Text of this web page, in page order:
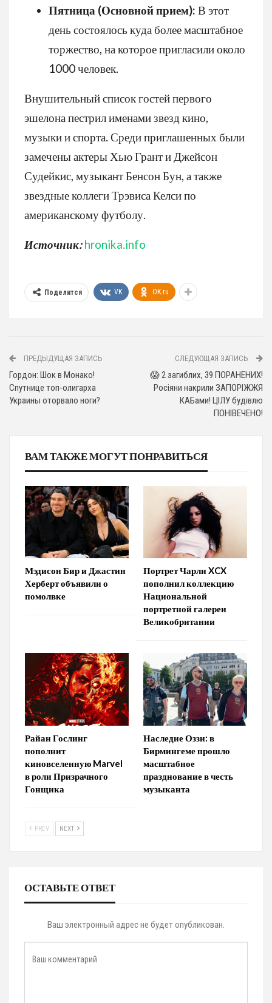
Пятница (Основной прием): В этот
день состоялось куда более масштабное
торжество, на которое пригласили около
1000 человек.
Внушительный список гостей первого
эшелона пестрил именами звезд кино,
музыки и спорта. Среди приглашенных были
замечены актеры Хью Грант и Джейсон
Судейкис, музыкант Бенсон Бун, а также
звездные коллеги Трэвиса Келси по
американскому футболу.
Источник: hronika.info
Поделится VK OK.ru
ПРЕДЫДУЩАЯ ЗАПИСЬ
Гордон: Шок в Монако!
Спутнице топ-олигарха
Украины оторвало ноги?
СЛЕДУЮЩАЯ ЗАПИСЬ
😱 2 загиблих, 39 ПОРАНЕНИХ!
Росіяни накрили ЗАПОРІЖЖЯ
КАБами! ЦІЛУ будівлю
ПОНІВЕЧЕНО!
ВАМ ТАКЖЕ МОГУТ ПОНРАВИТЬСЯ
Мэдисон Бир и Джастин
Херберт объявили о
помолвке
Портрет Чарли XCX
пополнил коллекцию
Национальной
портретной галереи
Великобритании
Райан Гослинг
пополнит
киновселенную Marvel
в роли Призрачного
Гонщика
Наследие Оззи: в
Бирмингеме прошло
масштабное
празднование в честь
музыканта
PREV NEXT
ОСТАВЬТЕ ОТВЕТ
Ваш электронный адрес не будет опубликован.